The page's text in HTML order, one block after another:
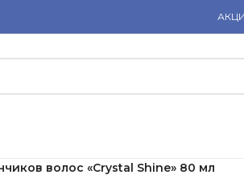
волос «Crystal Shine» 80 мл